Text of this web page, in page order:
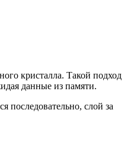
кристалла. Такой подход
данные из памяти.
последовательно, слой за